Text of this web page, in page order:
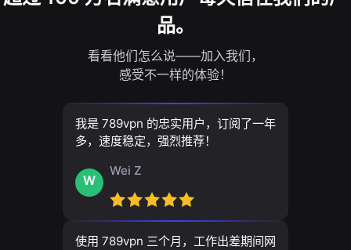
品。
看看他们怎么说——加入我们，
感受不一样的体验！
我是 789vpn 的忠实用户，订阅了一年
多，速度稳定，强烈推荐！
W
Wei Z
使用 789vpn 三个月，工作出差期间网